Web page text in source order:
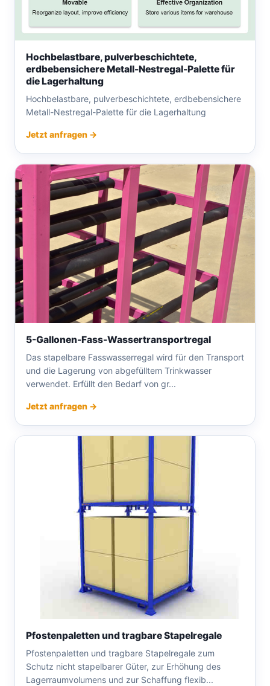
Hochbelastbare, pulverbeschichtete,
erdbebensichere Metall-Nestregal-Palette für
die Lagerhaltung
Hochbelastbare, pulverbeschichtete, erdbebensichere
Metall-Nestregal-Palette für die Lagerhaltung
Jetzt anfragen →
5-Gallonen-Fass-Wassertransportregal
Das stapelbare Fasswasserregal wird für den Transport
und die Lagerung von abgefülltem Trinkwasser
verwendet. Erfüllt den Bedarf von gr...
Jetzt anfragen →
Pfostenpaletten und tragbare Stapelregale
Pfostenpaletten und tragbare Stapelregale zum
Schutz nicht stapelbarer Güter, zur Erhöhung des
Lagerraumvolumens und zur Schaffung flexib...